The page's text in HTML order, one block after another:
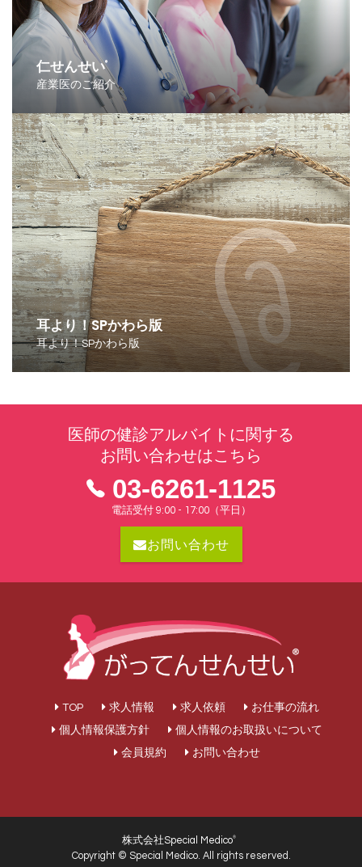
仁せんせい®
産業医のご紹介
耳より！SPかわら版
耳より！SPかわら版
医師の健診アルバイトに関する
お問い合わせはこちら
03-6261-1125
電話受付 9:00 - 17:00（平日）
お問い合わせ
TOP 求人情報 求人依頼
お仕事の流れ
個人情報保護方針
個人情報のお取扱いについて
会員規約
お問い合わせ
株式会社Special Medico®
Copyright © Special Medico. All rights reserved.